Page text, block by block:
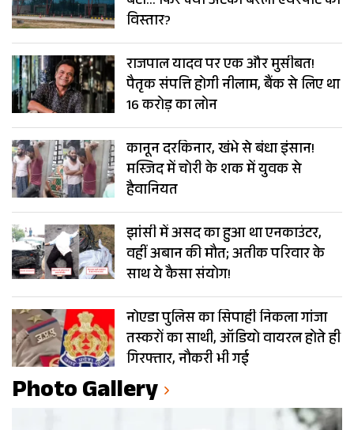
विस्तार?
राजपाल यादव पर एक और मुसीबत!
पैतृक संपत्ति होगी नीलाम, बैंक से लिए था
16 करोड़ का लोन
कानून दरकिनार, खंभे से बंधा इंसान!
मस्जिद में चोरी के शक में युवक से
हैवानियत
झांसी में असद का हुआ था एनकाउंटर,
वहीं अबान की मौत; अतीक परिवार के
साथ ये कैसा संयोग!
नोएडा पुलिस का सिपाही निकला गांजा
तस्करों का साथी, ऑडियो वायरल होते ही
गिरफ्तार, नौकरी भी गई
Photo Gallery